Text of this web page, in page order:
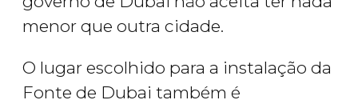
menor que outra cidade.
O lugar escolhido para a instalação da
Fonte de Dubai também é